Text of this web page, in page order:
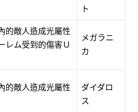
ト
的敵人造成光屬性
レム受到的傷害Ｕ
メガラニ
カ
的敵人造成光屬性
ダイダロ
ス